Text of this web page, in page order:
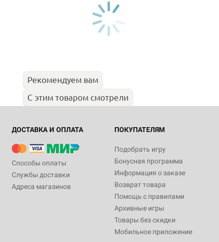
Рекомендуем вам
С этим товаром смотрели
ДОСТАВКА И ОПЛАТА
Способы оплаты
Службы доставки
Адреса магазинов
ПОКУПАТЕЛЯМ
Подобрать игру
Бонусная программа
Информация о заказе
Возврат товара
Помощь с правилами
Архивные игры
Товары без скидки
Мобильное приложение